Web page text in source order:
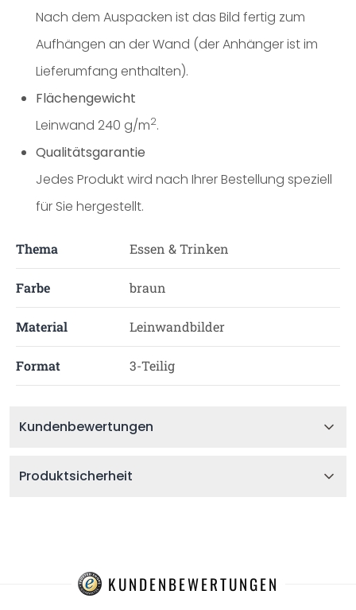
Nach dem Auspacken ist das Bild fertig zum
Aufhängen an der Wand (der Anhänger ist im
Lieferumfang enthalten).
Flächengewicht
Leinwand 240 g/m2.
Qualitätsgarantie
Jedes Produkt wird nach Ihrer Bestellung speziell
für Sie hergestellt.
Thema Essen & Trinken
Farbe braun
Material Leinwandbilder
Format 3-Teilig
Kundenbewertungen
Produktsicherheit
KUNDENBEWERTUNGEN